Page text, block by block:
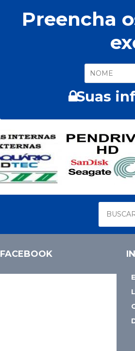
Preencha
Suas
FACEBOOK